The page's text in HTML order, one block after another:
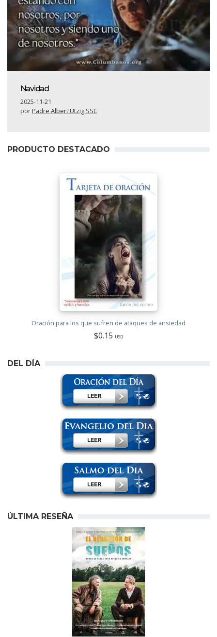
Navidad
2025-11-21
porPadre Albert Utzig SSC
PRODUCTO DESTACADO
Oración para los que sufren de ataques de ansiedad
$0.15 USD
DEL DÍA
ÚLTIMA RESEÑA